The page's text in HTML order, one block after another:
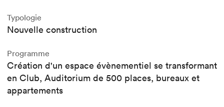
Typologie
Nouvelle construction
Programme
Création d'un espace évènementiel se transformant
en Club, Auditorium de 500 places, bureaux et
appartements